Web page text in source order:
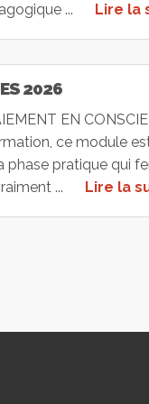
... Lire la
2026
EN
ce module
phase pratique qui
...
Lire la